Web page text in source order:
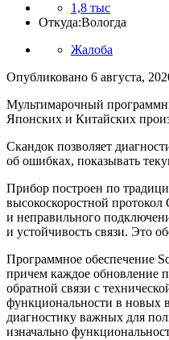
1,8 тыс
Откуда:Вологда
Жалоба
Опубликовано 6 августа,
Мультимарочный
Японских и Китайских
Скандок позволяет
об ошибках, показывать
Прибор построен по
высокоскоростной
и неправильного
и устойчивость связи. Это
Программное обеспечение
причем каждое обновление
обратной связи с
функциональности в новых
диагностику важных для
изначально